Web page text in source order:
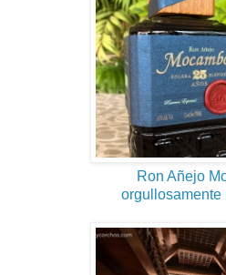
Ron Añejo
orgullosamente